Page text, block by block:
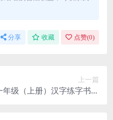
分享 收藏 点赞(0)
上一篇
级（上册）汉字练字书写